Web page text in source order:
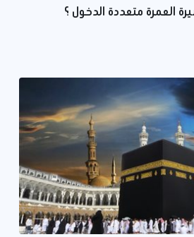
العمرة متعددة الدخول ؟